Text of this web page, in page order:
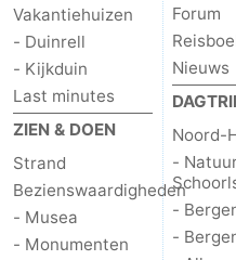
Vakantiehuizen
- Duinrell
- Kijkduin
Last minutes
ZIEN & DOEN
Strand
Bezienswaardigheden
- Musea
- Monumenten
Forum
Nieuws
Noord-
-
-
-